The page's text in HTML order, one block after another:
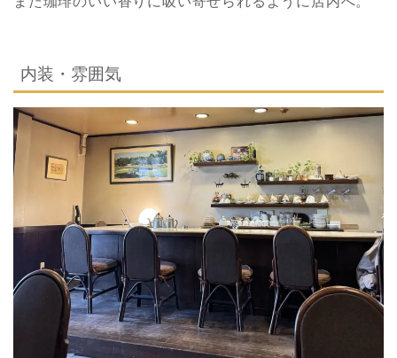
内装・雰囲気